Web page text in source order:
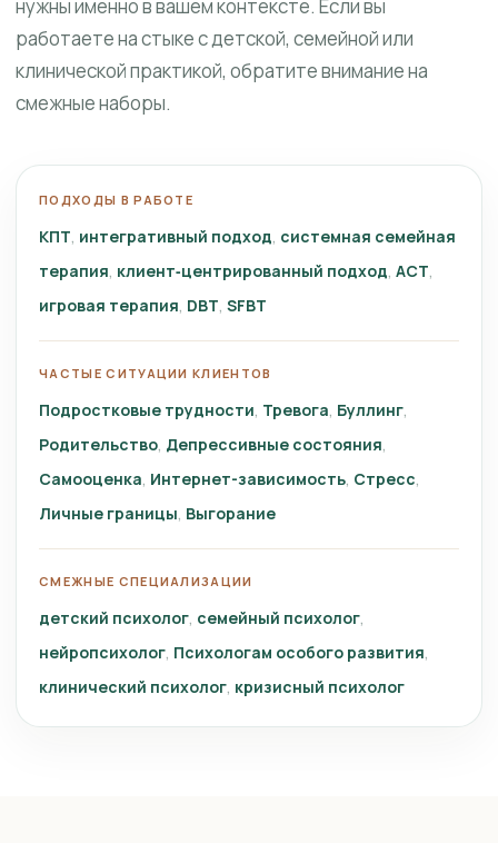
нужны именно в вашем контексте. Если вы
работаете на стыке с детской, семейной или
клинической практикой, обратите внимание на
смежные наборы.
ПОДХОДЫ В РАБОТЕ
КПТ интегративный подход системная семейная
терапия клиент‑центрированный подход ACT
игровая терапия DBT SFBT
ЧАСТЫЕ СИТУАЦИИ КЛИЕНТОВ
Подростковые трудности Тревога Буллинг
Родительство Депрессивные состояния
Самооценка Интернет-зависимость Стресс
Личные границы Выгорание
СМЕЖНЫЕ СПЕЦИАЛИЗАЦИИ
детский психолог семейный психолог
нейропсихолог Психологам особого развития
клинический психолог кризисный психолог